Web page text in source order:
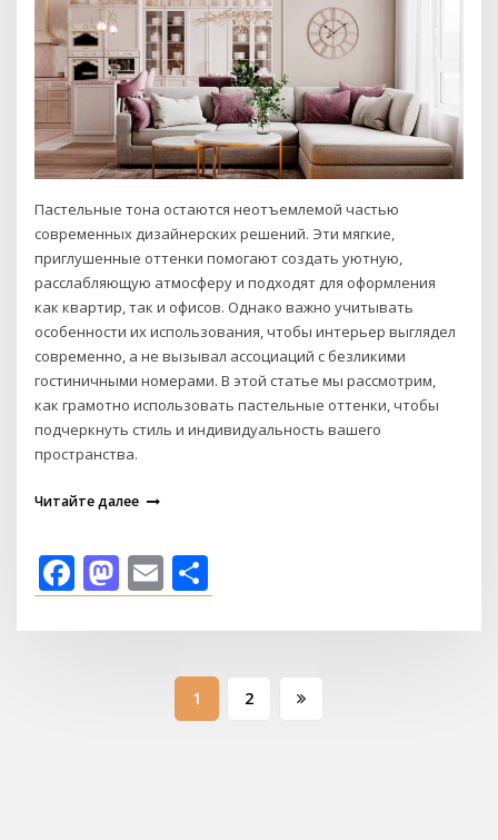
Пастельные тона остаются неотъемлемой частью
современных дизайнерских решений. Эти мягкие,
приглушенные оттенки помогают создать уютную,
расслабляющую атмосферу и подходят для оформления
как квартир, так и офисов. Однако важно учитывать
особенности их использования, чтобы интерьер выглядел
современно, а не вызывал ассоциаций с безликими
гостиничными номерами. В этой статье мы рассмотрим,
как грамотно использовать пастельные оттенки, чтобы
подчеркнуть стиль и индивидуальность вашего
пространства.
Читайте далее
Facebook
Mastodon
Email
1 2